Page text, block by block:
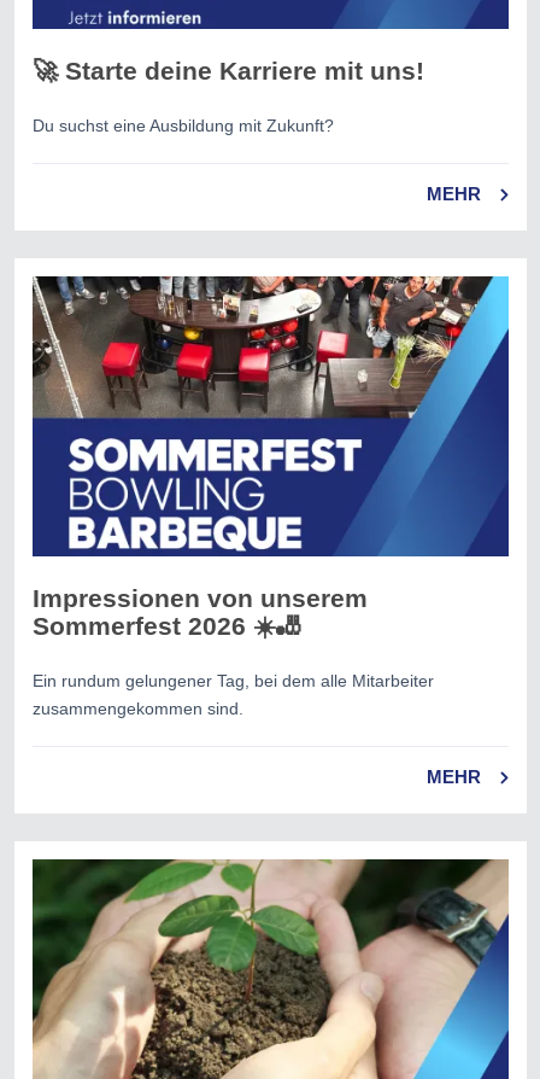
🚀 Starte deine Karriere mit uns!
Du suchst eine Ausbildung mit Zukunft?
MEHR
Impressionen von unserem
Sommerfest 2026 ☀️🎳
Ein rundum gelungener Tag, bei dem alle Mitarbeiter
zusammengekommen sind.
MEHR